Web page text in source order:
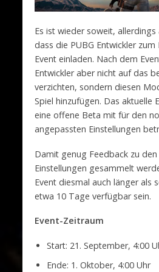
Es ist wieder soweit,
dass die PUBG Entwickler
Event einladen. Nach dem
Entwickler aber nicht auf das
verzichten, sondern diesen
Spiel hinzufügen. Das aktuelle
eine offene Beta mit für den
angepassten Einstellungen
Damit genug Feedback zu
Einstellungen gesammelt
Event diesmal auch länger als
etwa 10 Tage verfügbar sein.
Event-Zeitraum
Start: 21. September, 4:00
Ende: 1. Oktober, 4:00 Uhr